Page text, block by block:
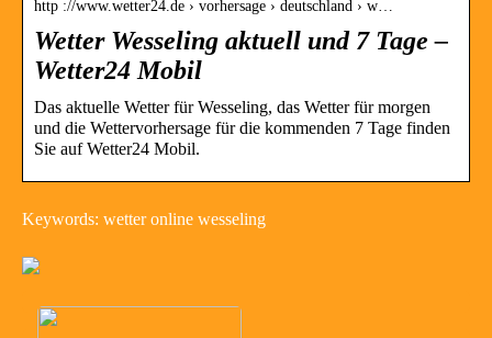
http ://www.wetter24.de › vorhersage › deutschland › w…
Wetter Wesseling aktuell und 7 Tage –
Wetter24 Mobil
Das aktuelle Wetter für Wesseling, das Wetter für morgen
und die Wettervorhersage für die kommenden 7 Tage finden
Sie auf Wetter24 Mobil.
Keywords: wetter online wesseling